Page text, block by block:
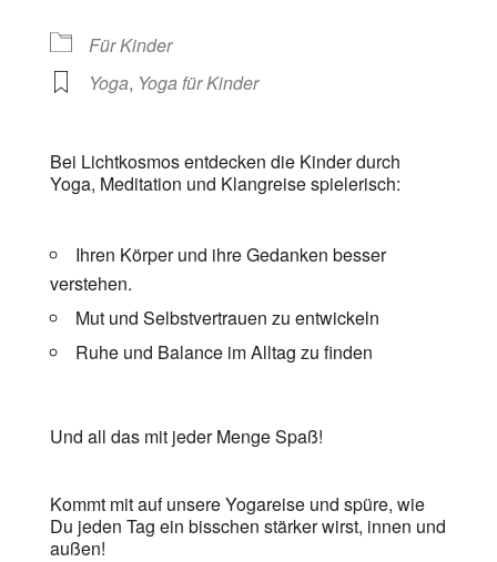
Für Kinder
Yoga, Yoga für Kinder
Bei Lichtkosmos entdecken die Kinder durch
Yoga, Meditation und Klangreise spielerisch:
Ihren Körper und ihre Gedanken besser
verstehen.
Mut und Selbstvertrauen zu entwickeln
Ruhe und Balance im Alltag zu finden
Und all das mit jeder Menge Spaß!
Kommt mit auf unsere Yogareise und spüre, wie
Du jeden Tag ein bisschen stärker wirst, innen und
außen!